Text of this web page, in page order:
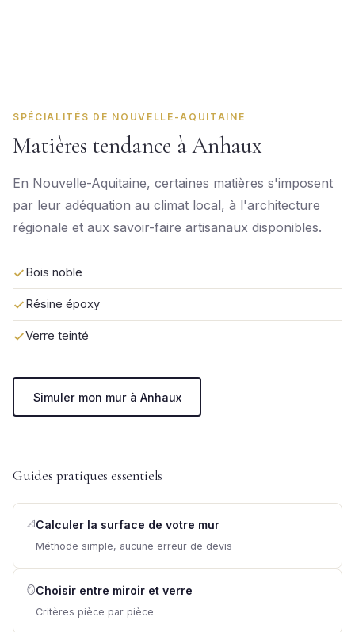
SPÉCIALITÉS DE NOUVELLE-AQUITAINE
Matières tendance à Anhaux
En Nouvelle-Aquitaine, certaines matières s'imposent
par leur adéquation au climat local, à l'architecture
régionale et aux savoir-faire artisanaux disponibles.
Bois noble
Résine époxy
Verre teinté
Simuler mon mur à Anhaux
Guides pratiques essentiels
📐 Calculer la surface de votre mur
Méthode simple, aucune erreur de devis
🪞Choisir entre miroir et verre
Critères pièce par pièce